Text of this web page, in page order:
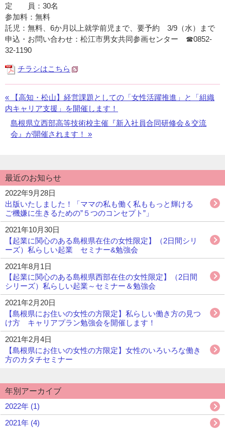
定 員：30名
参加料：無料
託児：無料、6か月以上就学前児まで、要予約 3/9（水）まで
申込・お問い合わせ：松江市男女共同参画センター ☎0852-
32-1190
チラシはこちら
«
前
の
お
知
【高知・松山】経営課題としての「女性活躍推進」と「組織
内キャリア支援」を開催します！
次
の
せ：
島根県立西部高等技術校主催『新入社員合同研修会＆交流
会』が開催されます！ »
最近のお知らせ
2022年9月28日
出版いたしました！「ママの私も働く私ももっと輝ける
ご機嫌に生きるための”５つのコンセプト”」
2021年10月30日
【起業に関心のある島根県在住の女性限定】（2日間シリ
ーズ）私らしい起業 セミナー&勉強会
2021年8月1日
【起業に関心のある島根県西部在住の女性限定】（2日間
シリーズ）私らしい起業～セミナー＆勉強会
2021年2月20日
【島根県にお住いの女性の方限定】私らしい働き方の見つ
け方 キャリアプラン勉強会を開催します！
2021年2月4日
【島根県にお住いの女性の方限定】女性のいろいろな働き
方のカタチセミナー
年別アーカイブ
2022年 (1)
2021年 (4)